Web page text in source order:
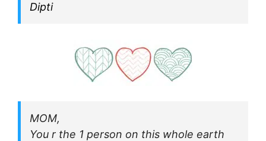
Dipti
MOM,
You r the 1 person on this whole earth